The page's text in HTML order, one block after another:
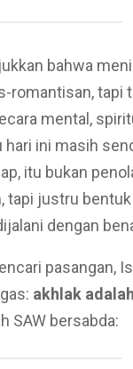
bahwa
romantisan, tapi
mental,
hari ini masih
itu bukan
tapi justru
dengan
pasangan,
akhlak
SAW bersabda: